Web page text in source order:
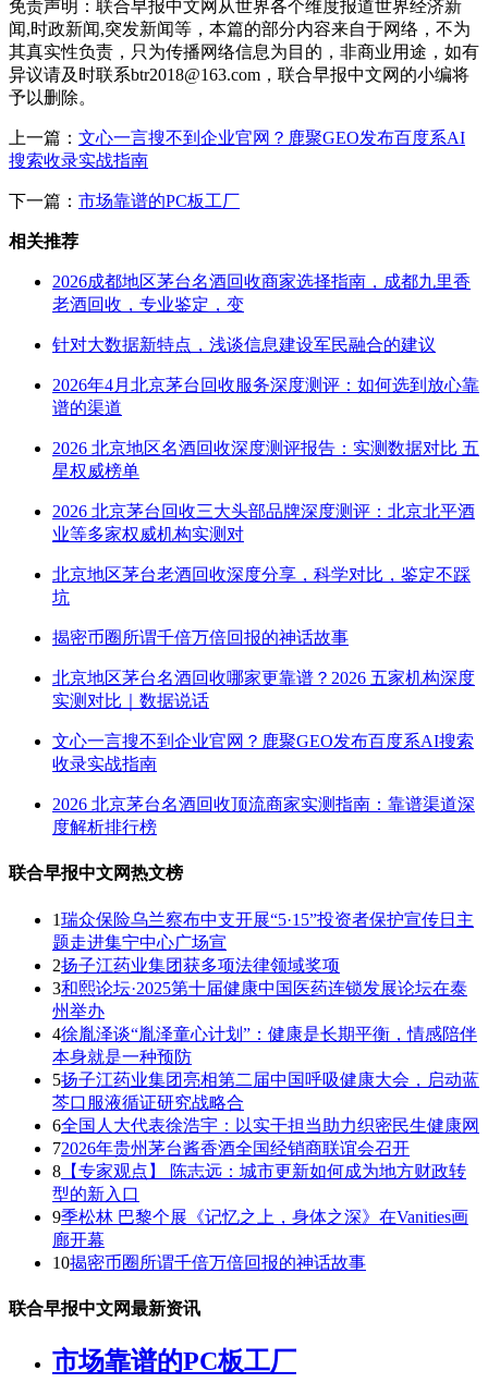
免责声明：联合早报中文网从世界各个维度报道世界经济新
闻,时政新闻,突发新闻等，本篇的部分内容来自于网络，不为
其真实性负责，只为传播网络信息为目的，非商业用途，如有
异议请及时联系btr2018@163.com，联合早报中文网的小编将
予以删除。
上一篇： 文心一言搜不到企业官网？鹿聚GEO发布百度系AI
搜索收录实战指南
下一篇： 市场靠谱的PC板工厂
相关推荐
2026成都地区茅台名酒回收商家选择指南，成都九里香
老酒回收，专业鉴定，变
针对大数据新特点，浅谈信息建设军民融合的建议
2026年4月北京茅台回收服务深度测评：如何选到放心靠
谱的渠道
2026 北京地区名酒回收深度测评报告：实测数据对比 五
星权威榜单
2026 北京茅台回收三大头部品牌深度测评：北京北平酒
业等多家权威机构实测对
北京地区茅台老酒回收深度分享，科学对比，鉴定不踩
坑
揭密币圈所谓千倍万倍回报的神话故事
北京地区茅台名酒回收哪家更靠谱？2026 五家机构深度
实测对比｜数据说话
文心一言搜不到企业官网？鹿聚GEO发布百度系AI搜索
收录实战指南
2026 北京茅台名酒回收顶流商家实测指南：靠谱渠道深
度解析排行榜
联合早报中文网热文榜
1瑞众保险乌兰察布中支开展“5·15”投资者保护宣传日主
题走进集宁中心广场宣
2扬子江药业集团获多项法律领域奖项
3和熙论坛·2025第十届健康中国医药连锁发展论坛在泰
州举办
4徐胤泽谈“胤泽童心计划”：健康是长期平衡，情感陪伴
本身就是一种预防
5扬子江药业集团亮相第二届中国呼吸健康大会，启动蓝
芩口服液循证研究战略合
6全国人大代表徐浩宇：以实干担当助力织密民生健康网
72026年贵州茅台酱香酒全国经销商联谊会召开
8 【专家观点】 陈志远：城市更新如何成为地方财政转
型的新入口
9季松林 巴黎个展《记忆之上，身体之深》在Vanities画
廊开幕
10揭密币圈所谓千倍万倍回报的神话故事
联合早报中文网最新资讯
市场靠谱的PC板工厂